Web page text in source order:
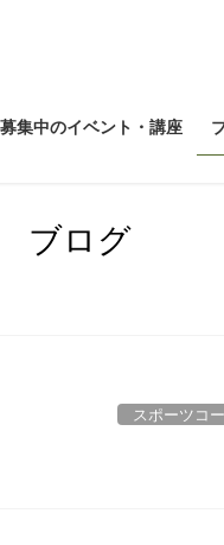
募集中のイベント・講座
ブログ
スポーツコ